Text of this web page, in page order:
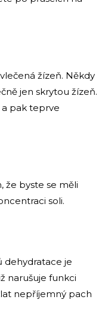
žízeň. Někdy
jen skrytou žízeň.
pak teprve
že byste se měli
soli.
dehydratace je
narušuje funkci
nepříjemný pach